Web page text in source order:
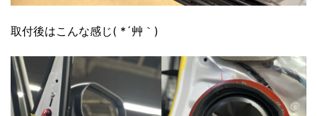
取付後はこんな感じ( *´艸｀)